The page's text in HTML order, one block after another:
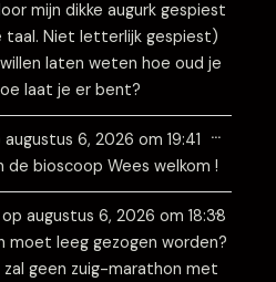
mijn dikke augurk gespiest
taal. Niet letterlijk gespiest)
laten weten hoe oud je
laat je er bent?
augustus 6, 2026 om 19:41
de bioscoop Wees welkom !
…
Wissel
deze
augustus 6, 2026 om 18:38
moet leeg gezogen worden?
zal geen zuig-marathon met
…
Wissel
deze